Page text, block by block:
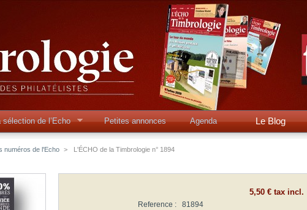
sélection de l’Echo Petites annonces Agenda Le Blog
numéros de l'Echo > L'ÉCHO de la Timbrologie n° 1894
5,50 €tax incl.
Reference :
81894